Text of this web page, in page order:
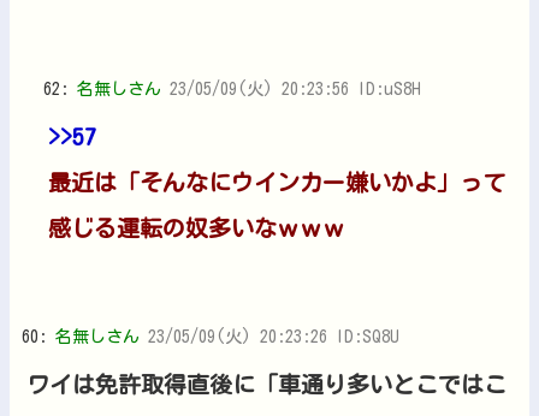
62: 名無しさん 23/05/09(火) 20:23:56 ID:uS8H
>>57
最近は「そんなにウインカー嫌いかよ」って
感じる運転の奴多いなｗｗｗ
60: 名無しさん 23/05/09(火) 20:23:26 ID:SQ8U
ワイは免許取得直後に「車通り多いとこではこ